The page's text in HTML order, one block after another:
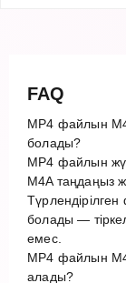
FAQ
MP4 файлын
болады?
MP4 файлын
M4A таңдаңыз
болады —
емес.
MP4 файлын
алады?